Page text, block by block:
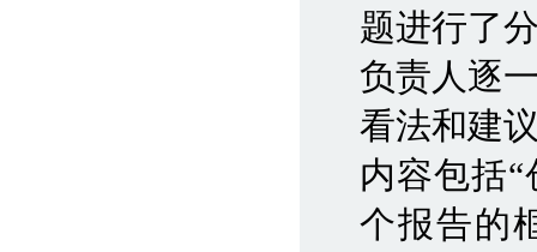
题进行了
负责人逐
看法和建
内容包括
个报告的